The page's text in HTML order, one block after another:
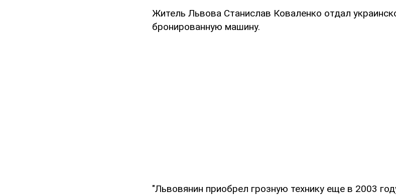
Житель Львова Станислав Коваленко отдал
бронированную машину.
"Львовянин приобрел грозную технику еще в 2003